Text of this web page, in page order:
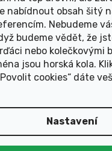
nabídnout obsah šitý
Nebudeme
budeme vědět, že
nebo kolečkovými
jsou horská kola.
cookies“ dáte
Nastavení
Pásek 3D
se špičkou vaší
vršek nebo
vyztužený
více